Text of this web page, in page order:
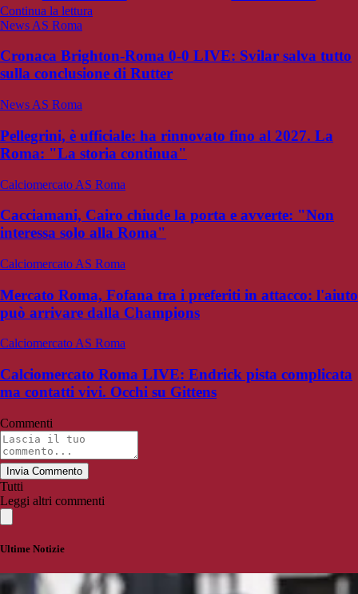
Continua la lettura
News AS Roma
Cronaca Brighton-Roma 0-0 LIVE: Svilar salva tutto
sulla conclusione di Rutter
News AS Roma
Pellegrini, è ufficiale: ha rinnovato fino al 2027. La
Roma: "La storia continua"
Calciomercato AS Roma
Cacciamani, Cairo chiude la porta e avverte: "Non
interessa solo alla Roma"
Calciomercato AS Roma
Mercato Roma, Fofana tra i preferiti in attacco: l'aiuto
può arrivare dalla Champions
Calciomercato AS Roma
Calciomercato Roma LIVE: Endrick pista complicata
ma contatti vivi. Occhi su Gittens
Commenti
Invia Commento
Tutti
Leggi altri commenti
Ultime Notizie